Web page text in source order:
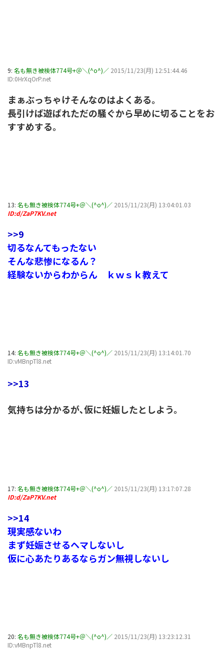
9: 名も無き被検体774号+＠＼(^o^)／ 2015/11/23(月) 12:51:44.46
ID:0HrXqOrP.net
まぁぶっちゃけそんなのはよくある。
長引けば遊ばれただの騒ぐから早めに切ることをお
すすめする。
13: 名も無き被検体774号+＠＼(^o^)／ 2015/11/23(月) 13:04:01.03
ID:d/ZaP7KV.net
>>9
切るなんてもったない
そんな悲惨になるん？
経験ないからわからん ｋｗｓｋ教えて
14: 名も無き被検体774号+＠＼(^o^)／ 2015/11/23(月) 13:14:01.70
ID:vMBnpTl8.net
>>13
気持ちは分かるが､仮に妊娠したとしよう。
17: 名も無き被検体774号+＠＼(^o^)／ 2015/11/23(月) 13:17:07.28
ID:d/ZaP7KV.net
>>14
現実感ないわ
まず妊娠させるヘマしないし
仮に心あたりあるならガン無視しないし
20: 名も無き被検体774号+＠＼(^o^)／ 2015/11/23(月) 13:23:12.31
ID:vMBnpTl8.net